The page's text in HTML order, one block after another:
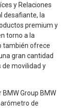
y Relaciones
desafiante, la
premium y
torno a la
también ofrece
gran cantidad
de movilidad y
Group BMW
de